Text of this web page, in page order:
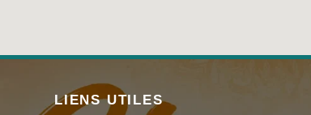
LIENS UTILES